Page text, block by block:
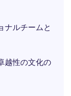
ナルチームと
越性の文化の